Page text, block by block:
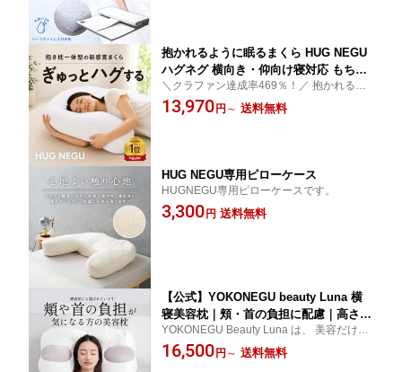
抱かれるように眠るまくら HUG NEGU
ハグネグ 横向き・仰向け寝対応 もちふ
わウレタン【肩・首サポート/リラック
ス快眠枕】抱き枕 高さ調整 洗濯 カバー
＼クラファン達成率469％！／ 抱かれるよ
うな安心感で眠りをサポート。横向き・仰
向けOK。寝姿勢を自然と整える「HUGNE
13,970 円 ～ 送料無料
HUG NEGU専用ピローケース
HUGNEGU専用ピローケースです。
3,300 円 送料無料
【公式】YOKONEGU beauty Luna 横
寝美容枕｜頬・首の負担に配慮｜高さ調
節・洗濯可能 ヨコネグ ルナ
YOKONEGU Beauty Luna は、 美容だけで
なく、眠りやすさも考えた枕です。 仰向け
寝だけでなく横寝派の方も 自然な姿勢でリ
16,500 円 ～ 送料無料